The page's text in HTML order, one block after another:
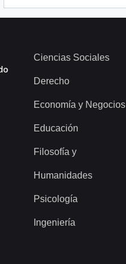
Ciencias Sociales
Derecho
Economía y Negocios
Educación
Filosofía y
Humanidades
Psicología
Ingeniería